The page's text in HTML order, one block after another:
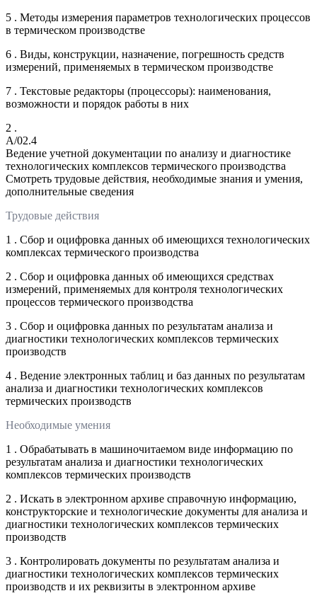
5 . Методы измерения параметров технологических процессов
в термическом производстве
6 . Виды, конструкции, назначение, погрешность средств
измерений, применяемых в термическом производстве
7 . Текстовые редакторы (процессоры): наименования,
возможности и порядок работы в них
2 .
A/02.4
Ведение учетной документации по анализу и диагностике
технологических комплексов термического производства
Смотреть трудовые действия, необходимые знания и умения,
дополнительные сведения
Трудовые действия
1 . Сбор и оцифровка данных об имеющихся технологических
комплексах термического производства
2 . Сбор и оцифровка данных об имеющихся средствах
измерений, применяемых для контроля технологических
процессов термического производства
3 . Сбор и оцифровка данных по результатам анализа и
диагностики технологических комплексов термических
производств
4 . Ведение электронных таблиц и баз данных по результатам
анализа и диагностики технологических комплексов
термических производств
Необходимые умения
1 . Обрабатывать в машиночитаемом виде информацию по
результатам анализа и диагностики технологических
комплексов термических производств
2 . Искать в электронном архиве справочную информацию,
конструкторские и технологические документы для анализа и
диагностики технологических комплексов термических
производств
3 . Контролировать документы по результатам анализа и
диагностики технологических комплексов термических
производств и их реквизиты в электронном архиве